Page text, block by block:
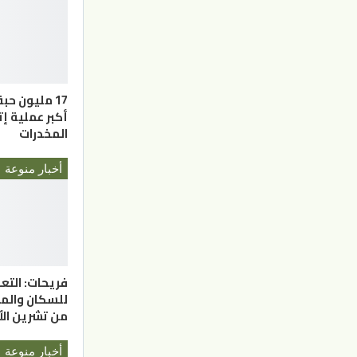
17 مليون
أكبر
المخدرات
أخبار منوعة
فريحات:
للسكان
من تشرين
أخبار منوعة